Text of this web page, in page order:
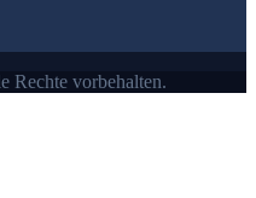
Rechte vorbehalten.